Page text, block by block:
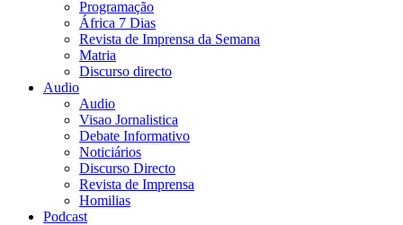
Programação
África 7 Dias
Revista de Imprensa da Semana
Matria
Discurso directo
Audio
Audio
Visao Jornalistica
Debate Informativo
Noticiários
Discurso Directo
Revista de Imprensa
Homilias
Podcast